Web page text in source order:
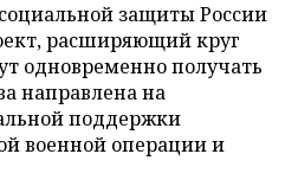
защиты России
расширяющий круг
одновременно получать
направлена на
поддержки
военной операции и